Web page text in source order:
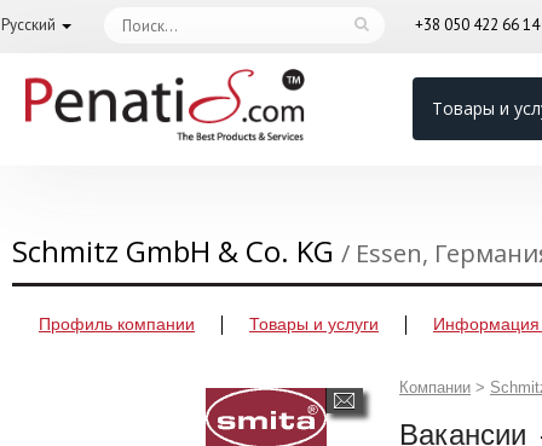
Русский +38 050 422 66 14
Товары и
Schmitz GmbH & Co. KG / Essen,
Профиль компании Товары и услуги Информация
Компании >
Вакансии